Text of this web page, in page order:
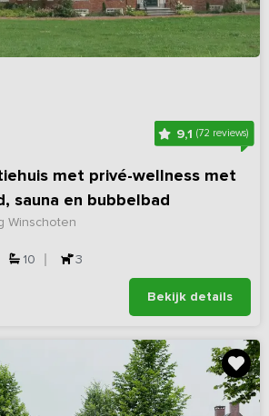
9,1(72 reviews)
met privé-wellness met
sauna en bubbelbad
Winschoten
10 3
Bekijk details